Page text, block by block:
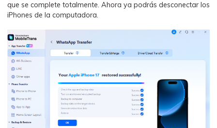
que se complete totalmente. Ahora ya podrás desconectar los
iPhones de la computadora.